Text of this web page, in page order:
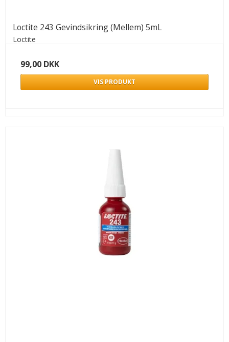
Loctite 243 Gevindsikring (Mellem) 5mL
Loctite
99,00 DKK
VIS PRODUKT